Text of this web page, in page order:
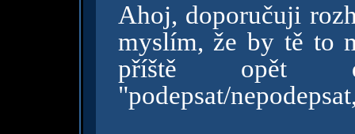
Ahoj, doporučuji
myslím, že by tě to
příště opět
"podepsat/